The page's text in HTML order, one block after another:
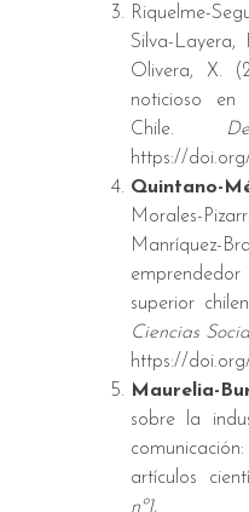
Riquelme-
Silva-Layera,
Olivera, X.
noticioso en
Chile.
https://doi.org/
Quintano-
Morales-
superior
Ciencias
https://doi.org/
Maurelia-
sobre la
artículos